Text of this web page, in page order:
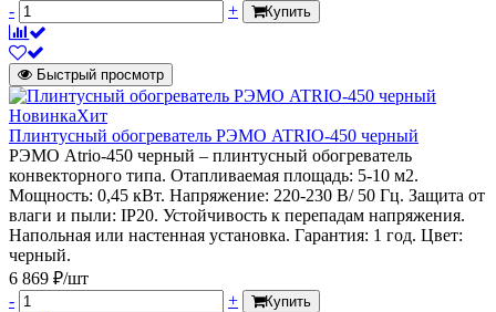
- + Купить
Быстрый просмотр
НовинкаХит
Плинтусный обогреватель РЭМО ATRIO-450 черный
РЭМО Atrio-450 черный – плинтусный обогреватель
конвекторного типа. Отапливаемая площадь: 5-10 м2.
Мощность: 0,45 кВт. Напряжение: 220-230 В/ 50 Гц. Защита от
влаги и пыли: IP20. Устойчивость к перепадам напряжения.
Напольная или настенная установка. Гарантия: 1 год. Цвет:
черный.
6 869 ₽/шт
-
+ Купить